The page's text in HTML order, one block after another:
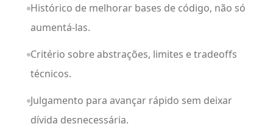
Histórico de melhorar bases de código, não só
aumentá-las.
Critério sobre abstrações, limites e tradeoffs
técnicos.
Julgamento para avançar rápido sem deixar
dívida desnecessária.